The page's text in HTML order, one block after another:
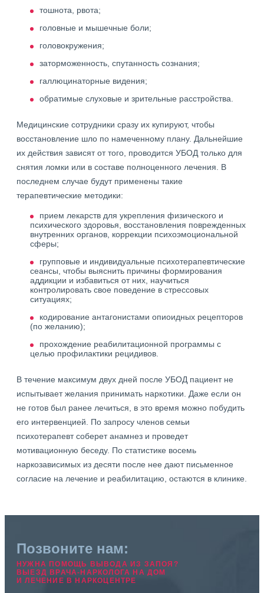
тошнота, рвота;
головные и мышечные боли;
головокружения;
заторможенность, спутанность сознания;
галлюцинаторные видения;
обратимые слуховые и зрительные расстройства.
Медицинские сотрудники сразу их купируют, чтобы
восстановление шло по намеченному плану. Дальнейшие
их действия зависят от того, проводится УБОД только для
снятия ломки или в составе полноценного лечения. В
последнем случае будут применены такие
терапевтические методики:
прием лекарств для укрепления физического и
психического здоровья, восстановления поврежденных
внутренних органов, коррекции психоэмоциональной
сферы;
групповые и индивидуальные психотерапевтические
сеансы, чтобы выяснить причины формирования
аддикции и избавиться от них, научиться
контролировать свое поведение в стрессовых
ситуациях;
кодирование антагонистами опиоидных рецепторов
(по желанию);
прохождение реабилитационной программы с
целью профилактики рецидивов.
В течение максимум двух дней после УБОД пациент не
испытывает желания принимать наркотики. Даже если он
не готов был ранее лечиться, в это время можно побудить
его интервенцией. По запросу членов семьи
психотерапевт соберет анамнез и проведет
мотивационную беседу. По статистике восемь
наркозависимых из десяти после нее дают письменное
согласие на лечение и реабилитацию, остаются в клинике.
Позвоните нам:
НУЖНА ПОМОЩЬ ВЫВОДА ИЗ ЗАПОЯ?
ВЫЕЗД ВРАЧА-НАРКОЛОГА НА ДОМ
И ЛЕЧЕНИЕ В НАРКОЦЕНТРЕ